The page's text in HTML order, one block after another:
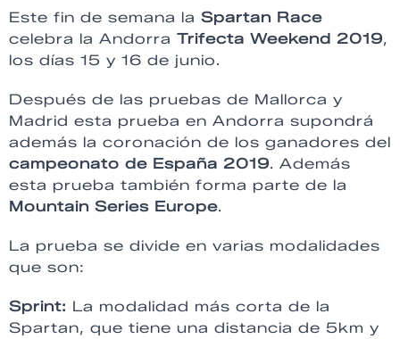
Este fin de semana la Spartan Race
celebra la Andorra Trifecta Weekend 2019,
los días 15 y 16 de junio.
Después de las pruebas de Mallorca y
Madrid esta prueba en Andorra supondrá
además la coronación de los ganadores del
campeonato de España 2019. Además
esta prueba también forma parte de la
Mountain Series Europe.
La prueba se divide en varias modalidades
que son:
Sprint: La modalidad más corta de la
Spartan, que tiene una distancia de 5km y